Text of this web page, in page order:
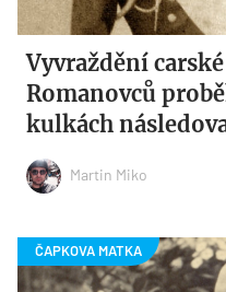
Vyvraždění
Romanovců
kulkách
Martin Miko